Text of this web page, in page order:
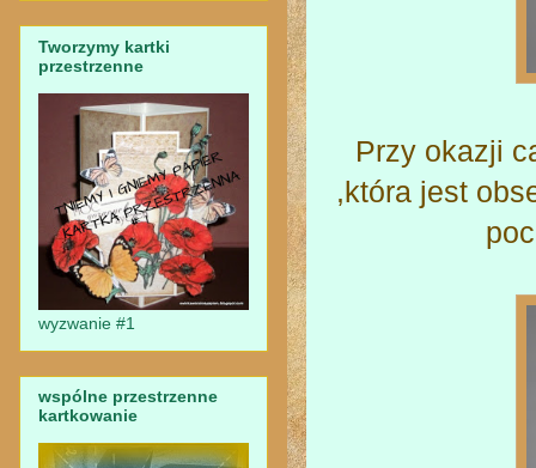
Przy okazji
,która jest
Tworzymy kartki
przestrzenne
wyzwanie #1
wspólne przestrzenne
kartkowanie